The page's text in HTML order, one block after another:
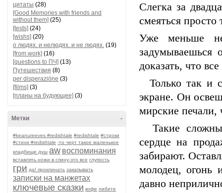
цитаты (28)
[Good Memories with friends and
without them] (25)
[tests] (24)
[wishs] (20)
о людях. и нелюдях. и не людях. (19)
[from work] (16)
[questions to ПЧ] (13)
Путешествия (8)
per disperazióne (3)
[films] (3)
[планы на будующее] (3)
-
Метки
#keanureeves #redishtale #redishtale #строки
#стихи #redishtale -то черт такое маленькое
кладбище душ aw воспоминания
вставлять ножи в спину-это все глупость
гри да! проклинать закапывать
записки на манжетах
ключевые сказки кофе либите
Слегка за
смеяться
Уже меньше
задумываешься
доказать, что
Только так и
экране. Он
мирские печали,
Такие
сердце на
забирают.
молодец, огонь
давно